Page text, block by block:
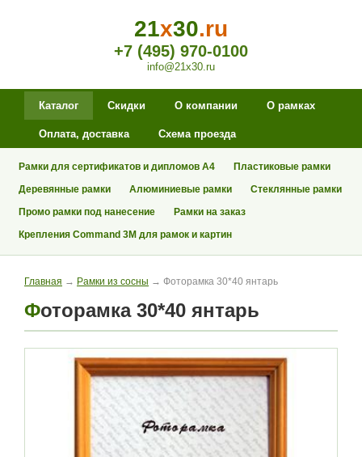
21x30.ru
+7 (495) 970-0100
info@21x30.ru
Каталог Скидки О компании О рамках
Оплата, доставка Схема проезда
Рамки для сертификатов и дипломов А4
Пластиковые рамки
Деревянные рамки
Алюминиевые рамки
Стеклянные рамки
Промо рамки под нанесение
Рамки на заказ
Крепления Command 3M для рамок и картин
Главная → Рамки из сосны → Фоторамка 30*40 янтарь
Фоторамка 30*40 янтарь